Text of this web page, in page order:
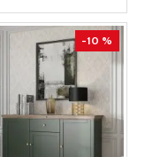
-10 %